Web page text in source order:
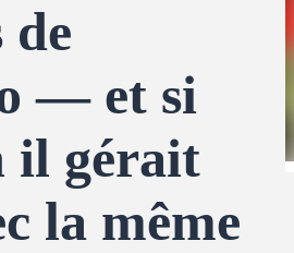
de
— et si
il gérait
la même